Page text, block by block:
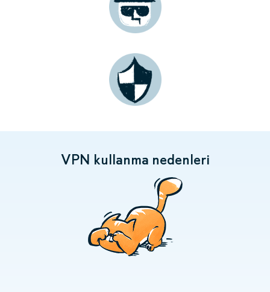
VPN kullanma nedenleri